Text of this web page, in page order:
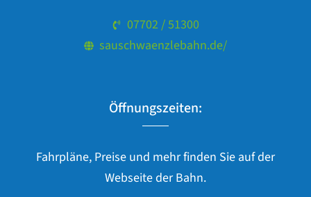
07702 / 51300
sauschwaenzlebahn.de/
Öffnungszeiten:
Fahrpläne, Preise und mehr finden Sie auf der
Webseite der Bahn.